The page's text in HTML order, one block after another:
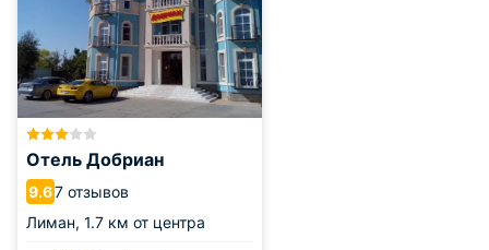
Отель Добриан
9.67 отзывов
Лиман, 1.7 км от центра